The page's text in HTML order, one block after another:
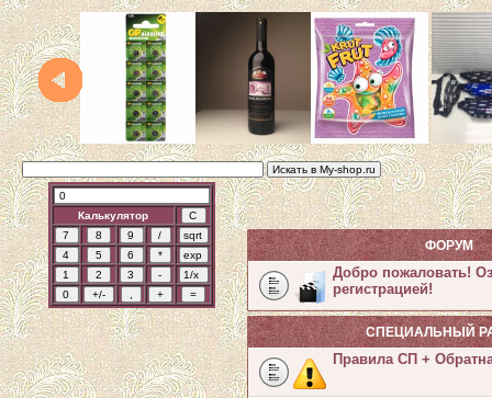
Калькулятор
ФОРУМ
Добро пожаловать!
регистрацией!
СПЕЦИАЛЬНЫЙ
Правила СП +